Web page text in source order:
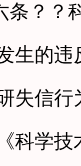
条 ？？
生的违
失信
科学